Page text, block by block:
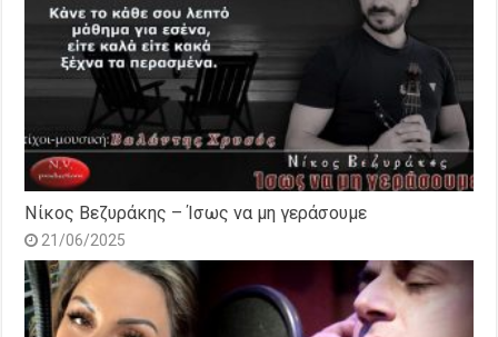
Νίκος Βεζυράκης – Ίσως να μη γεράσουμε
21/06/2025